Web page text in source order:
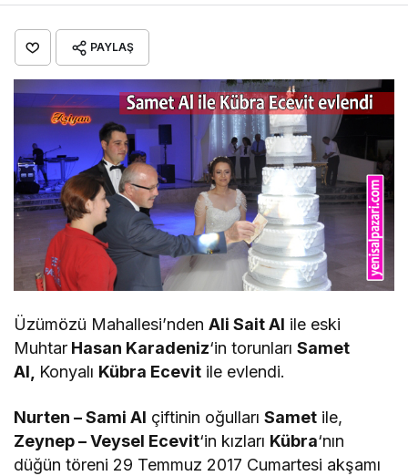
PAYLAŞ
Üzümözü Mahallesi’ndenAli Sait Al ile eski
Muhtar Hasan Karadeniz‘in torunlarıSamet
Al, Konyalı Kübra Ecevit ile evlendi.
Nurten – Sami Al çiftinin oğullarıSamet ile,
Zeynep – Veysel Ecevit‘in kızları Kübra‘nın
düğün töreni 29 Temmuz 2017 Cumartesi akşamı